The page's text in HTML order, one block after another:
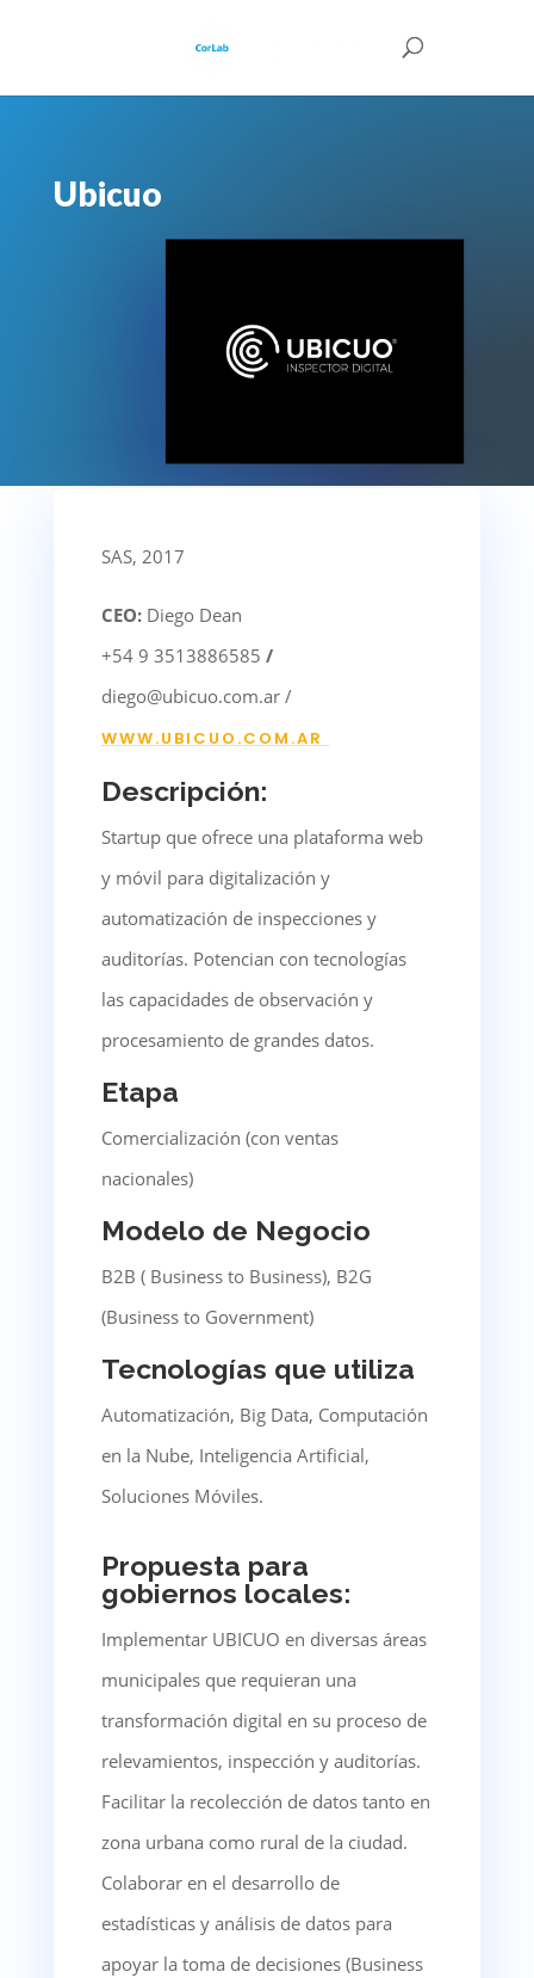
Ubicuo
SAS, 2017
CEO: Diego Dean
+54 9 3513886585 /
diego@ubicuo.com.ar /
WWW.UBICUO.COM.AR
Descripción:
Startup que ofrece una plataforma web
y móvil para digitalización y
automatización de inspecciones y
auditorías. Potencian con tecnologías
las capacidades de observación y
procesamiento de grandes datos.
Etapa
Comercialización (con ventas
nacionales)
Modelo de Negocio
B2B ( Business to Business), B2G
(Business to Government)
Tecnologías que utiliza
Automatización, Big Data, Computación
en la Nube, Inteligencia Artificial,
Soluciones Móviles.
Propuesta para
gobiernos locales:
Implementar UBICUO en diversas áreas
municipales que requieran una
transformación digital en su proceso de
relevamientos, inspección y auditorías.
Facilitar la recolección de datos tanto en
zona urbana como rural de la ciudad.
Colaborar en el desarrollo de
estadísticas y análisis de datos para
apoyar la toma de decisiones (Business